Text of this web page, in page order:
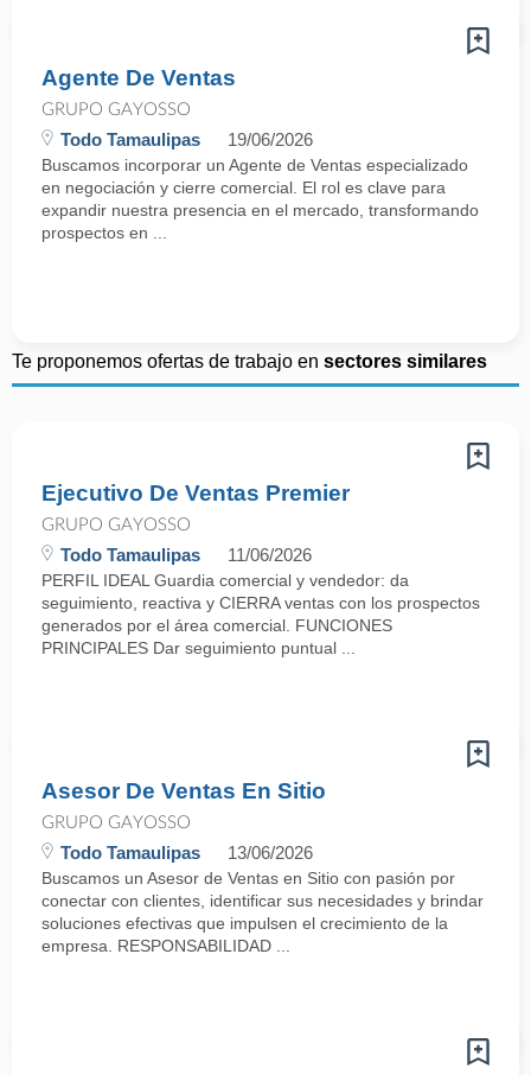
Agente De Ventas
GRUPO GAYOSSO
Todo Tamaulipas 19/06/2026
Buscamos incorporar un Agente de Ventas especializado
en negociación y cierre comercial. El rol es clave para
expandir nuestra presencia en el mercado, transformando
prospectos en ...
Te proponemos ofertas de trabajo en sectores similares
Ejecutivo De Ventas Premier
GRUPO GAYOSSO
Todo Tamaulipas 11/06/2026
PERFIL IDEAL Guardia comercial y vendedor: da
seguimiento, reactiva y CIERRA ventas con los prospectos
generados por el área comercial. FUNCIONES
PRINCIPALES Dar seguimiento puntual ...
Asesor De Ventas En Sitio
GRUPO GAYOSSO
Todo Tamaulipas 13/06/2026
Buscamos un Asesor de Ventas en Sitio con pasión por
conectar con clientes, identificar sus necesidades y brindar
soluciones efectivas que impulsen el crecimiento de la
empresa. RESPONSABILIDAD ...